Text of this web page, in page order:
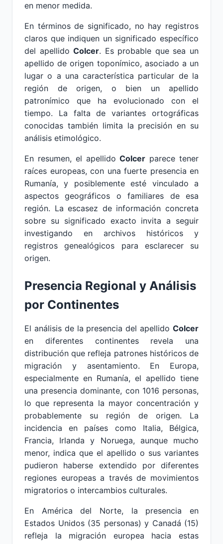
en menor medida.
En términos de significado, no hay registros
claros que indiquen un significado específico
del apellidoColcer. Es probable que sea un
apellido de origen toponímico, asociado a un
lugar o a una característica particular de la
región de origen, o bien un apellido
patronímico que ha evolucionado con el
tiempo. La falta de variantes ortográficas
conocidas también limita la precisión en su
análisis etimológico.
En resumen, el apellidoColcer parece tener
raíces europeas, con una fuerte presencia en
Rumanía, y posiblemente esté vinculado a
aspectos geográficos o familiares de esa
región. La escasez de información concreta
sobre su significado exacto invita a seguir
investigando en archivos históricos y
registros genealógicos para esclarecer su
origen.
Presencia Regional y Análisis
por Continentes
El análisis de la presencia del apellido Colcer
en diferentes continentes revela una
distribución que refleja patrones históricos de
migración y asentamiento. En Europa,
especialmente en Rumanía, el apellido tiene
una presencia dominante, con 1016 personas,
lo que representa la mayor concentración y
probablemente su región de origen. La
incidencia en países como Italia, Bélgica,
Francia, Irlanda y Noruega, aunque mucho
menor, indica que el apellido o sus variantes
pudieron haberse extendido por diferentes
regiones europeas a través de movimientos
migratorios o intercambios culturales.
En América del Norte, la presencia en
Estados Unidos (35 personas) y Canadá (15)
refleja la migración europea hacia estas